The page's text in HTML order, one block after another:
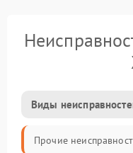
Виды
Прочие